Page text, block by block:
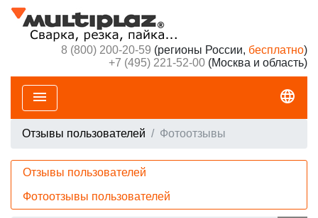
8 (800) 200-20-59 (регионы России, бесплатно)
+7 (495) 221-52-00 (Москва и область)
menu language
Отзывы пользователей Фотоотзывы
Отзывы пользователей
Фотоотзывы пользователей